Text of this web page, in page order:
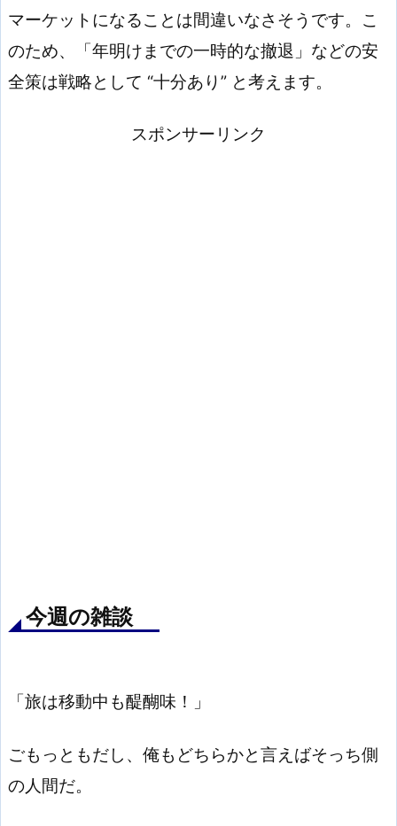
マーケットになることは間違いなさそうです。こ
のため、「年明けまでの一時的な撤退」などの安
全策は戦略として “十分あり” と考えます。
スポンサーリンク
今週の雑談
「旅は移動中も醍醐味！」
ごもっともだし、俺もどちらかと言えばそっち側
の人間だ。